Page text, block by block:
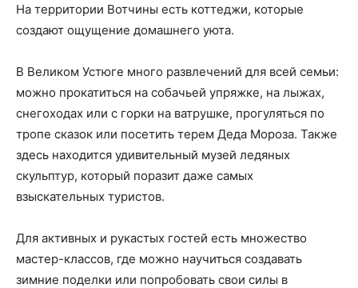
На территории Вотчины есть коттеджи, которые
создают ощущение домашнего уюта.
В Великом Устюге много развлечений для всей семьи:
можно прокатиться на собачьей упряжке, на лыжах,
снегоходах или с горки на ватрушке, прогуляться по
тропе сказок или посетить терем Деда Мороза. Также
здесь находится удивительный музей ледяных
скульптур, который поразит даже самых
взыскательных туристов.
Для активных и рукастых гостей есть множество
мастер-классов, где можно научиться создавать
зимние поделки или попробовать свои силы в